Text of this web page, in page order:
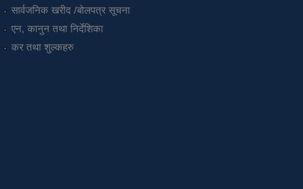
सार्वजनिक खरीद /बोलपत्र सूचना
एन, कानुन तथा निर्देशिका
कर तथा शुल्कहरु